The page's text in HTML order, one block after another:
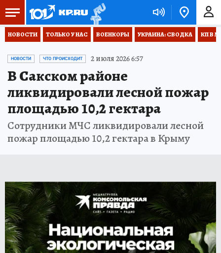
НОВОСТИ ТОЛЬКО У НАС ВОЕНКОРЫ УКРАИНА: СВОДКА КП В
НОВОСТИ ЧТО ПРОИСХОДИТ 2 июля 2026 6:57
В Сакском районе
ликвидировали лесной пожар
площадью 10,2 гектара
Сотрудники МЧС ликвидировали лесной
пожар площадью 10,2 гектара в Крыму